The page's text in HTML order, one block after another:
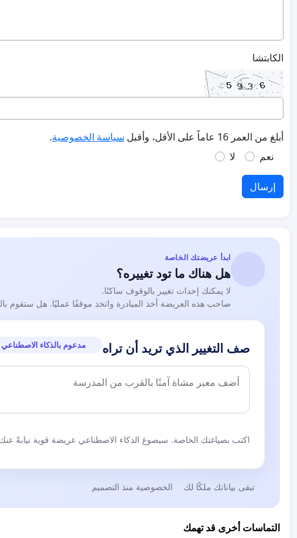
الكابتشا
أبلغ من العمر 16 عاماً على الأقل، وأقبل سياسة الخصوصية.
نعم
لا
إرسال
ابدأ عريضتك الخاصة
هل هناك ما تود تغييره؟
لا يمكنك إحداث تغيير بالوقوف ساكنًا.
صاحب هذه العريضة أخذ المبادرة واتخذ موقفًا عمليًا. هل ستقوم
صف التغيير الذي تريد أن تراه مدعوم بالذكاء الاصطناعي
اكتب بصياغتك الخاصة. سيصوغ الذكاء الاصطناعي عريضة قوية نيابةً
تبقى بياناتك ملكًا لك الخصوصية منذ التصميم
التماسات أخرى قد تهمك